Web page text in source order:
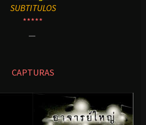
SUBTITULOS
*****
—
CAPTURAS